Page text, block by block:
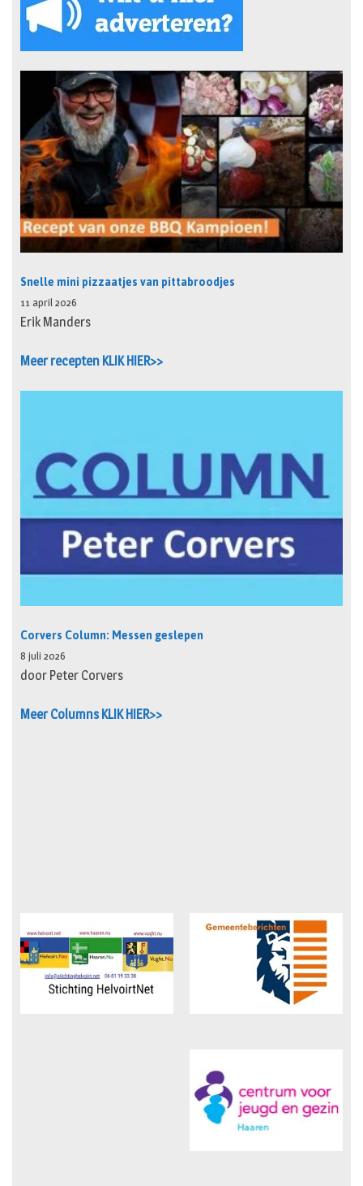
Snelle mini pizzaatjes van pittabroodjes
11 april 2026
Erik Manders
Meer recepten KLIK HIER>>
Corvers Column: Messen geslepen
8 juli 2026
door Peter Corvers
Meer Columns KLIK HIER>>